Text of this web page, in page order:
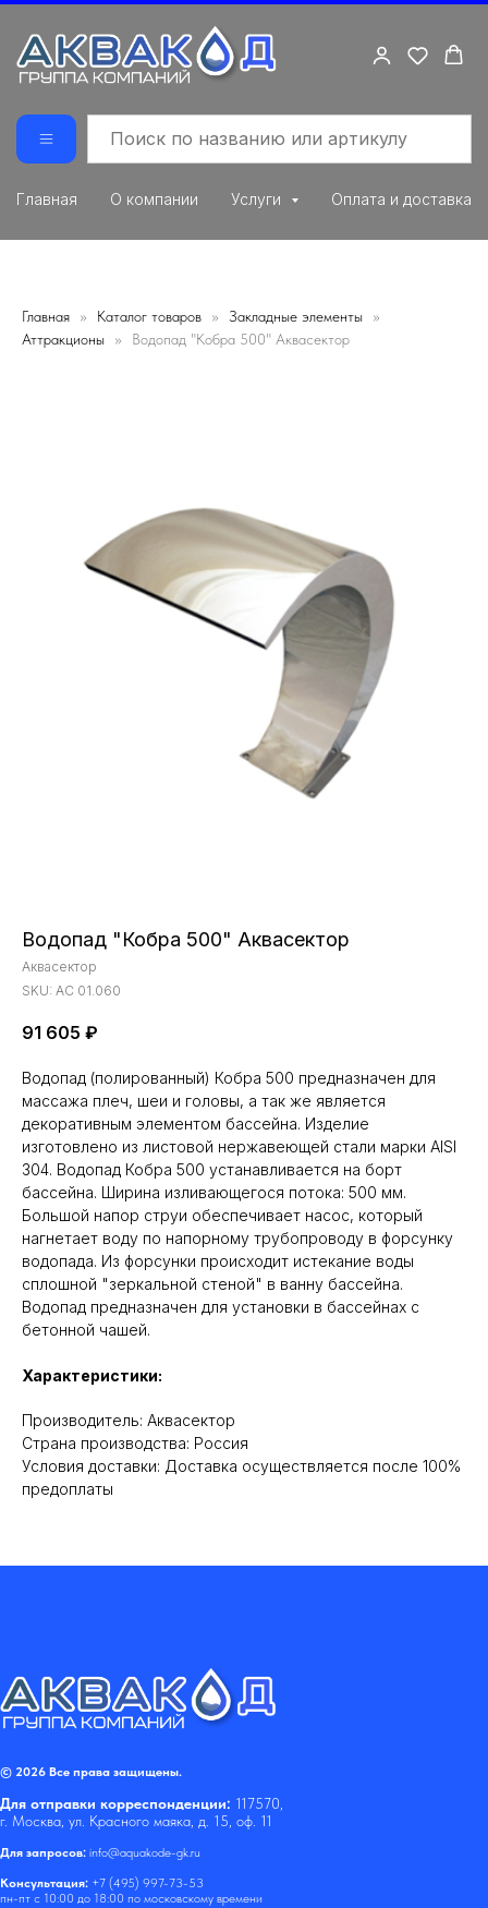
Главная О компании Услуги Оплата и доставка
Главная Каталог товаров
Закладные элементы
Аттракционы
Водопад "Кобра 500" Аквасектор
Водопад "Кобра 500" Аквасектор
Аквасектор
SKU: АС 01.060
91 605 ₽
Водопад (полированный) Кобра 500 предназначен для
массажа плеч, шеи и головы, а так же является
декоративным элементом бассейна. Изделие
изготовлено из листовой нержавеющей стали марки AISI
304. Водопад Кобра 500 устанавливается на борт
бассейна. Ширина изливающегося потока: 500 мм.
Большой напор струи обеспечивает насос, который
нагнетает воду по напорному трубопроводу в форсунку
водопада. Из форсунки происходит истекание воды
сплошной "зеркальной стеной" в ванну бассейна.
Водопад предназначен для установки в бассейнах с
бетонной чашей.
Характеристики:
Производитель: Аквасектор
Cтрана производства: Россия
Условия доставки: Доставка осуществляется после 100%
предоплаты
© 2026 Все права защищены.
Для отправки корреспонденции: 117570,
г. Москва, ул. Красного маяка, д. 15, оф. 11
Для запросов: info@aquakode-gk.ru
Консультация: +7 (495) 997-73-53
пн-пт с 10:00 до 18:00 по московскому времени